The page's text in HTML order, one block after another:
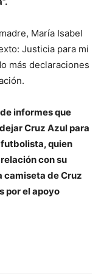
María Isabel
Justicia para mi
más declaraciones
informes que
Cruz Azul para
quien
con su
camiseta de Cruz
por el apoyo